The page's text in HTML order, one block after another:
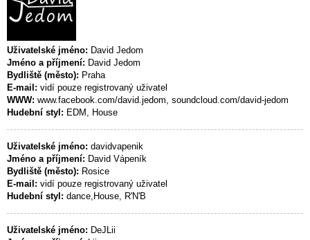
Uživatelské jméno: David Jedom
Jméno a příjmení: David Jedom
Bydliště (město): Praha
E-mail: vidí pouze registrovaný uživatel
WWW: www.facebook.com/david.jedom, soundcloud.com/david-jedom
Hudební styl: EDM, House
Uživatelské jméno: davidvapenik
Jméno a příjmení: David Vápeník
Bydliště (město): Rosice
E-mail: vidí pouze registrovaný uživatel
Hudební styl: dance,House, R'N'B
Uživatelské jméno: DeJLii